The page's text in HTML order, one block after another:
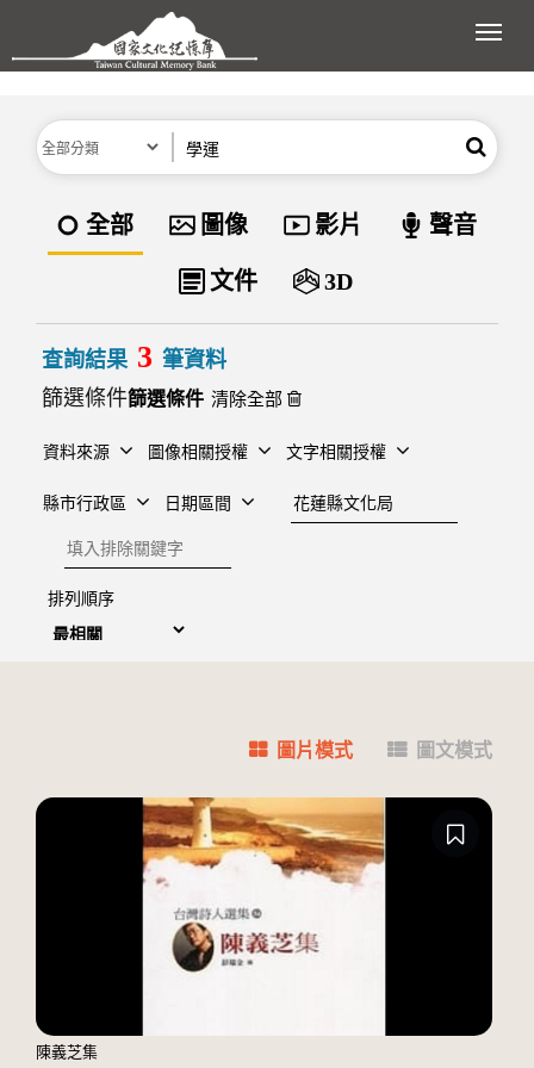
跳到主要內容區塊
展
分類 搜尋
資料類型
全部 圖像 影片 聲音
文件 3D
查詢結果 3 筆資料
篩選條件
清除全部
資料來源 圖像相關授權 文字相關授權
縣市行政區 日期區間
建檔單位
排除關鍵字
排列順序
圖片模式 圖文模式
陳義芝集